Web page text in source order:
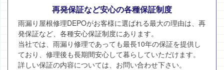
再発保証など安心の各種保証制度
雨漏り屋根修理DEPOがお客様に選ばれる最大の理由は、再
発保証など、各種安心保証制度にあります。
当社では、雨漏り修理であっても最長10年の保証を提供し
ており、修理後も長期間安心して暮らしていただけます。
詳しい保証の内容については、お問い合わせ下さい。